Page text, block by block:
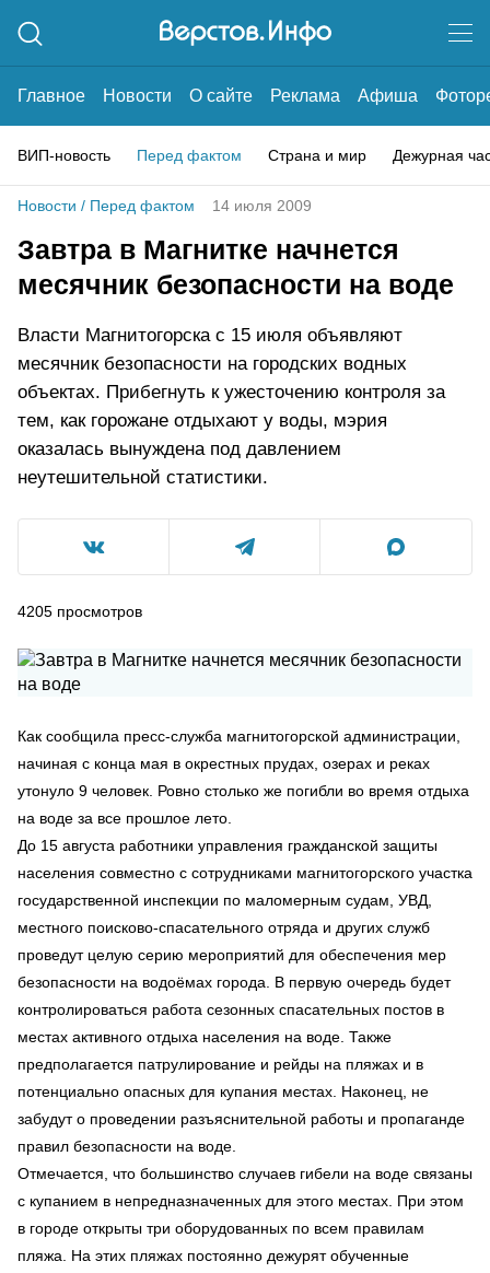
Главное Новости О сайте Реклама Афиша
ВИП-новость Перед фактом Страна и мир Дежурная
Новости / Перед фактом 14 июля 2009
Завтра в Магнитке начнется
месячник безопасности на воде
Власти Магнитогорска с 15 июля объявляют
месячник безопасности на городских водных
объектах. Прибегнуть к ужесточению контроля за
тем, как горожане отдыхают у воды, мэрия
оказалась вынуждена под давлением
неутешительной статистики.
4205 просмотров
Как сообщила пресс-служба магнитогорской администрации,
начиная с конца мая в окрестных прудах, озерах и реках
утонуло 9 человек. Ровно столько же погибли во время отдыха
на воде за все прошлое лето.
До 15 августа работники управления гражданской защиты
населения совместно с сотрудниками магнитогорского участка
государственной инспекции по маломерным судам, УВД,
местного поисково-спасательного отряда и других служб
проведут целую серию мероприятий для обеспечения мер
безопасности на водоёмах города. В первую очередь будет
контролироваться работа сезонных спасательных постов в
местах активного отдыха населения на воде. Также
предполагается патрулирование и рейды на пляжах и в
потенциально опасных для купания местах. Наконец, не
забудут о проведении разъяснительной работы и пропаганде
правил безопасности на воде.
Отмечается, что большинство случаев гибели на воде связаны
с купанием в непредназначенных для этого местах. При этом
в городе открыты три оборудованных по всем правилам
пляжа. На этих пляжах постоянно дежурят обученные